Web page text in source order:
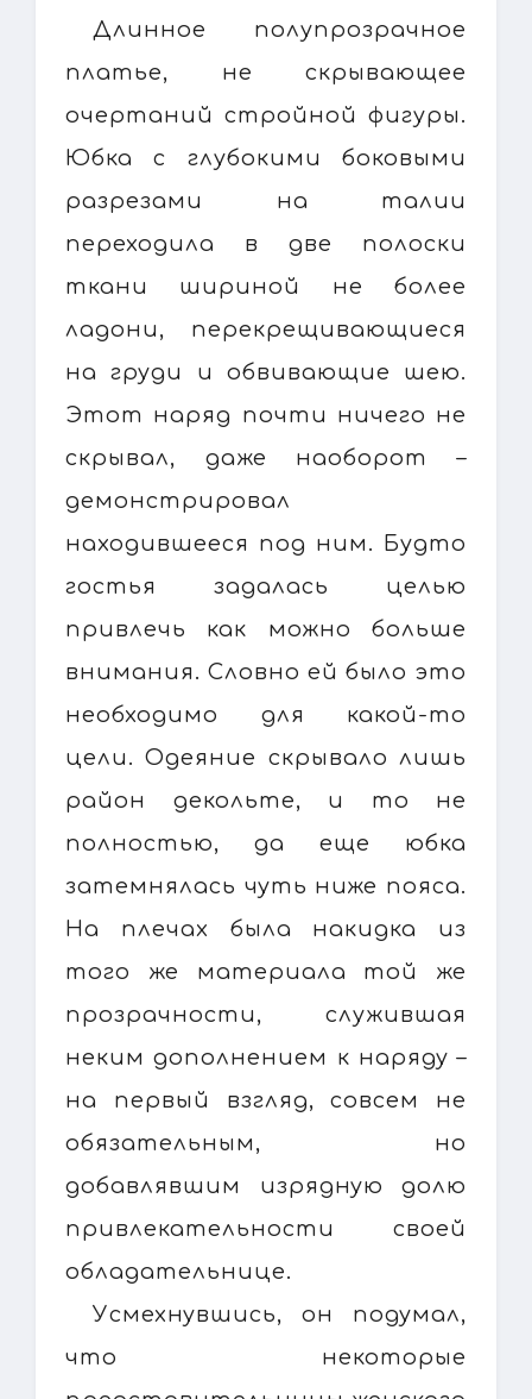
Длинное полупрозрачное
платье, не скрывающее
очертаний стройной фигуры.
Юбка с глубокими боковыми
разрезами на талии
переходила в две полоски
ткани шириной не более
ладони, перекрещивающиеся
на груди и обвивающие шею.
Этот наряд почти ничего не
скрывал, даже наоборот –
демонстрировал
находившееся под ним. Будто
гостья задалась целью
привлечь как можно больше
внимания. Словно ей было это
необходимо для какой-то
цели. Одеяние скрывало лишь
район декольте, и то не
полностью, да еще юбка
затемнялась чуть ниже пояса.
На плечах была накидка из
того же материала той же
прозрачности, служившая
неким дополнением к наряду –
на первый взгляд, совсем не
обязательным, но
добавлявшим изрядную долю
привлекательности своей
обладательнице.
Усмехнувшись, он подумал,
что некоторые